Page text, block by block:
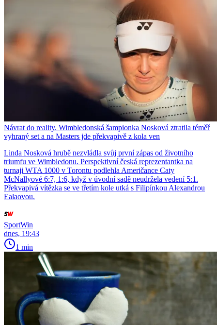
Návrat do reality. Wimbledonská šampionka Nosková ztratila téměř
vyhraný set a na Masters jde překvapivě z kola ven
Linda Nosková hrubě nezvládla svůj první zápas od životního
triumfu ve Wimbledonu. Perspektivní česká reprezentantka na
turnaji WTA 1000 v Torontu podlehla Američance Caty
McNallyové 6:7, 1:6, když v úvodní sadě neudržela vedení 5:1.
Překvapivá vítězka se ve třetím kole utká s Filipínkou Alexandrou
Ealaovou.
SportWin
dnes, 19:43
1 min